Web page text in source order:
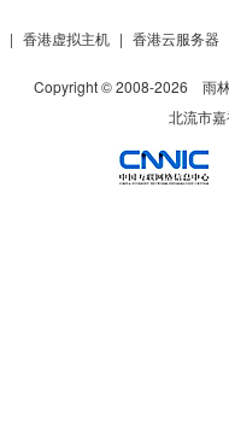
| 香港虚拟主机 | 香港云服务器
Copyright © 2008-2026
雨
北流市